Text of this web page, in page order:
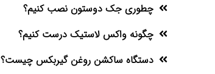
چطوری جک دوستون نصب کنیم؟
چگونه واکس لاستیک درست کنیم؟
دستگاه ساکشن روغن گیربکس چیست؟